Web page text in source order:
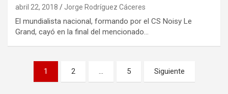
abril 22, 2018 Jorge Rodríguez Cáceres
El mundialista nacional, formando por el CS Noisy Le
Grand, cayó en la final del mencionado…
Paginación
1 2 … 5 Siguiente